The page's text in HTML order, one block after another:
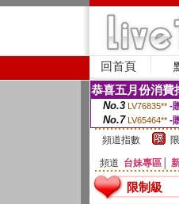
回首頁
恭喜五月份消費
No.3 LV76835** -
No.7 LV65464** -
頻道指數
頻道 台妹專區
限制級